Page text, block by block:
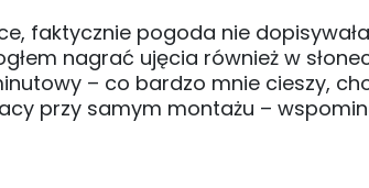
faktycznie pogoda nie
nagrać ujęcia również w
– co bardzo mnie cieszy,
przy samym montażu –